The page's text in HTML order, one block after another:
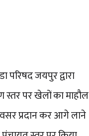
परिषद जयपुर द्वारा
स्तर पर खेलों का माहौल
प्रदान कर आगे लाने